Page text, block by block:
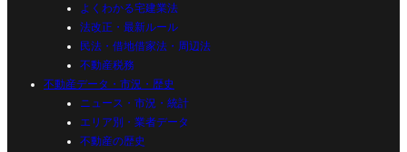
よくわかる宅建業法
法改正・最新ルール
民法・借地借家法・周辺法
不動産税務
不動産データ・市況・歴史
ニュース・市況・統計
エリア別・業者データ
不動産の歴史